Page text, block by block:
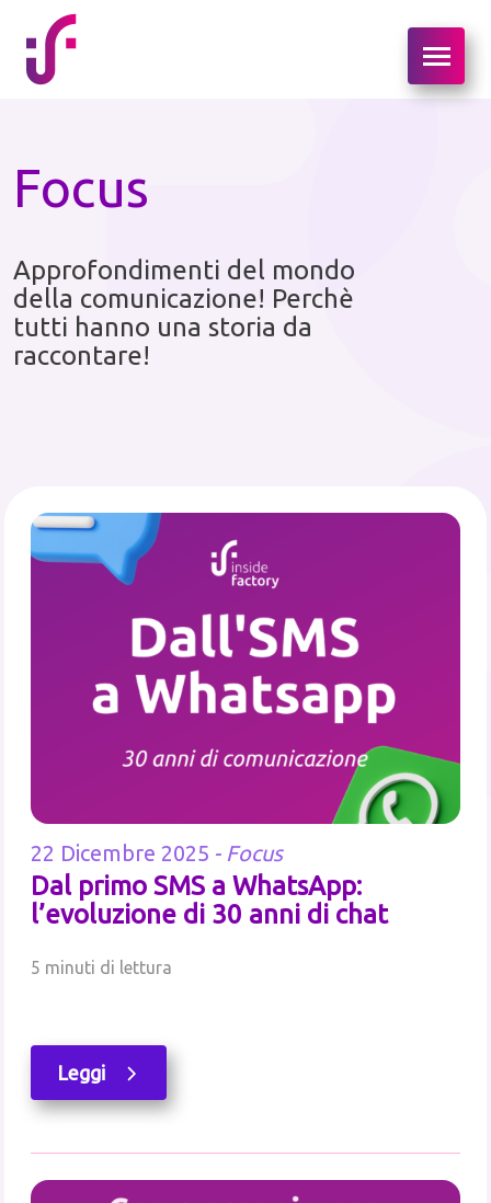
Focus
Approfondimenti del mondo
della comunicazione! Perchè
tutti hanno una storia da
raccontare!
22 Dicembre 2025 - Focus
Dal primo SMS a WhatsApp:
l’evoluzione di 30 anni di chat
5 minuti di lettura
Leggi